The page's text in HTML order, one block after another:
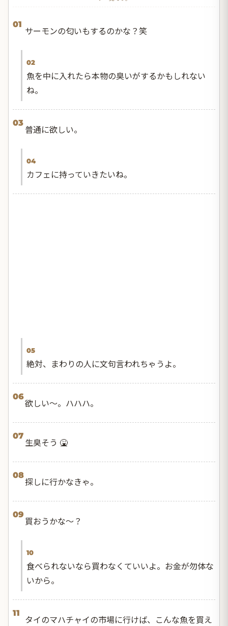
01
サーモンの匂いもするのかな？笑
02
魚を中に入れたら本物の臭いがするかもしれない
ね。
03
普通に欲しい。
04
カフェに持っていきたいね。
05
絶対、まわりの人に文句言われちゃうよ。
06
欲しい〜。ハハハ。
07
生臭そう 🤮
08
探しに行かなきゃ。
09
買おうかな〜？
10
食べられないなら買わなくていいよ。お金が勿体な
いから。
11
タイのマハチャイの市場に行けば、こんな魚を買え